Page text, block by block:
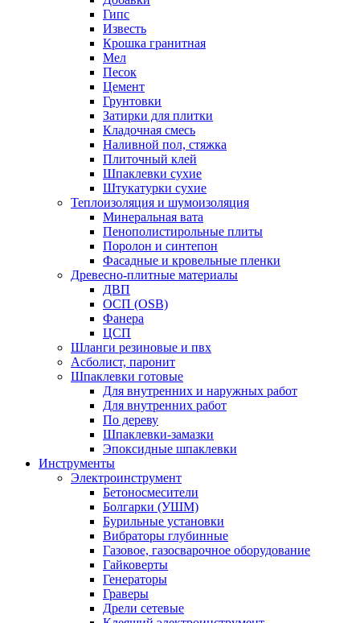
Гипс
Известь
Крошка гранитная
Мел
Песок
Цемент
Грунтовки
Затирки для плитки
Кладочная смесь
Наливной пол, стяжка
Плиточный клей
Шпаклевки сухие
Штукатурки сухие
Теплоизоляция и шумоизоляция
Минеральная вата
Пенополистирольные плиты
Поролон и синтепон
Фасадные и кровельные пленки
Древесно-плитные материалы
ДВП
ОСП (OSB)
Фанера
ЦСП
Шланги резиновые и пвх
Асболист, паронит
Шпаклевки готовые
Для внутренних и наружных работ
Для внутренних работ
По дереву
Шпаклевки-замазки
Эпоксидные шпаклевки
Инструменты
Электроинструмент
Бетоносмесители
Болгарки (УШМ)
Бурильные установки
Вибраторы глубинные
Газовое, газосварочное оборудование
Гайковерты
Генераторы
Граверы
Дрели сетевые